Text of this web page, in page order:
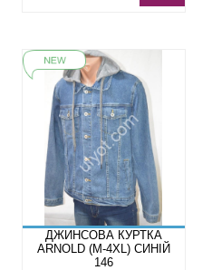
ДЖИНСОВА КУРТКА
ARNOLD (M-4XL) СИНІЙ
146